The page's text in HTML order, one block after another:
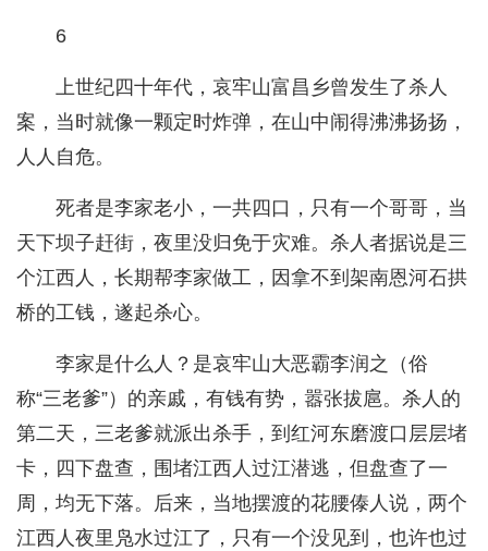
6
上世纪四十年代，哀牢山富昌乡曾发生了杀人
案，当时就像一颗定时炸弹，在山中闹得沸沸扬扬，
人人自危。
死者是李家老小，一共四口，只有一个哥哥，当
天下坝子赶街，夜里没归免于灾难。杀人者据说是三
个江西人，长期帮李家做工，因拿不到架南恩河石拱
桥的工钱，遂起杀心。
李家是什么人？是哀牢山大恶霸李润之（俗
称“三老爹”）的亲戚，有钱有势，嚣张拔扈。杀人的
第二天，三老爹就派出杀手，到红河东磨渡口层层堵
卡，四下盘查，围堵江西人过江潜逃，但盘查了一
周，均无下落。后来，当地摆渡的花腰傣人说，两个
江西人夜里凫水过江了，只有一个没见到，也许也过